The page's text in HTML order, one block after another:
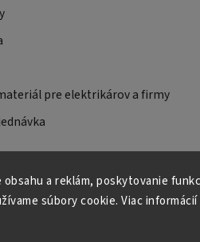
a reklám, poskytovanie
súbory cookie. Viac informácií
pre elektrikárov a firmy